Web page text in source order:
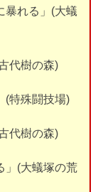
暴れる」(大蟻
代樹の森)
(特殊闘技場)
代樹の森)
」(大蟻塚の荒